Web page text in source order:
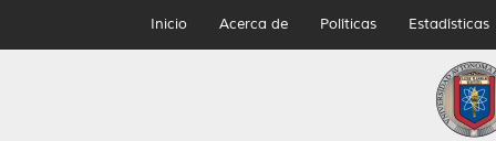
Inicio Acerca de Políticas Estadísticas